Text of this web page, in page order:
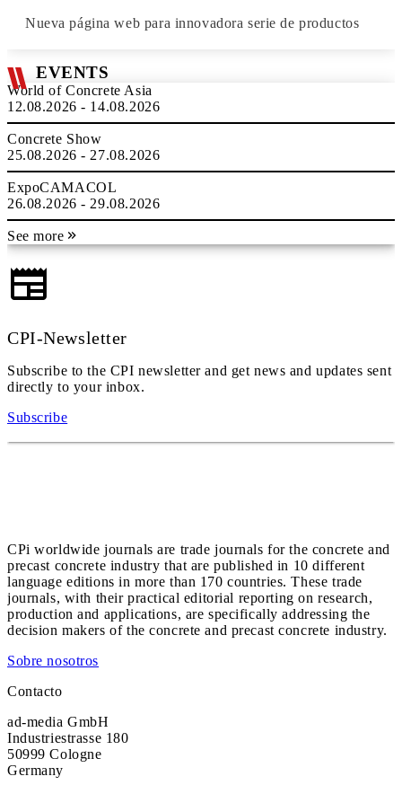
Nueva página web para innovadora serie de productos
EVENTS
World of Concrete Asia
12.08.2026 - 14.08.2026
Concrete Show
25.08.2026 - 27.08.2026
ExpoCAMACOL
26.08.2026 - 29.08.2026
See more
CPI-Newsletter
Subscribe to the CPI newsletter and get news and updates sent
directly to your inbox.
Subscribe
CPi worldwide journals are trade journals for the concrete and
precast concrete industry that are published in 10 different
language editions in more than 170 countries. These trade
journals, with their practical editorial reporting on research,
production and applications, are specifically addressing the
decision makers of the concrete and precast concrete industry.
Sobre nosotros
Contacto
ad-media GmbH
Industriestrasse 180
50999 Cologne
Germany